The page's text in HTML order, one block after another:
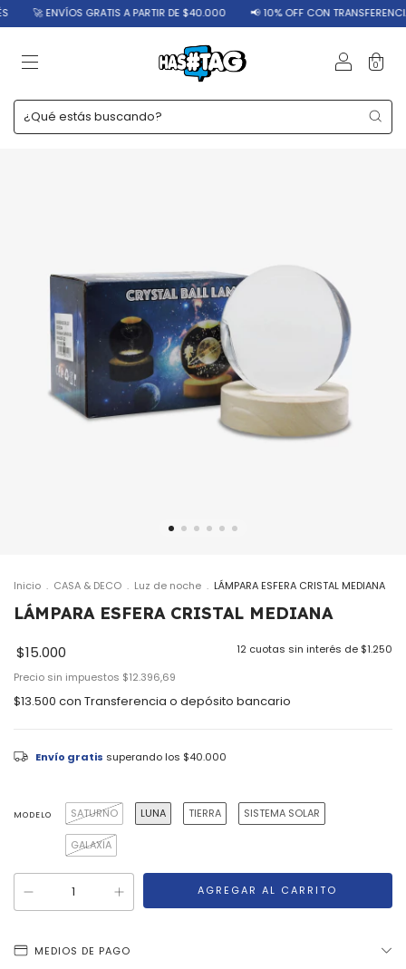
🚀 ENVÍOS GRATIS A PARTIR DE $40.000 📢 10% OFF CON TRANSFERENCIA
0
Inicio . CASA & DECO . Luz de noche . LÁMPARA ESFERA CRISTAL MEDIANA
LÁMPARA ESFERA CRISTAL MEDIANA
$15.000 12 cuotas sin interés de $1.250
Precio sin impuestos $12.396,69
$13.500 con Transferencia o depósito bancario
Envío gratis superando los $40.000
MODELO SATURNO LUNA TIERRA SISTEMA SOLAR
GALAXIA
MEDIOS DE PAGO